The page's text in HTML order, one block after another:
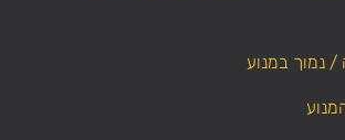
/ נמוך במנוע